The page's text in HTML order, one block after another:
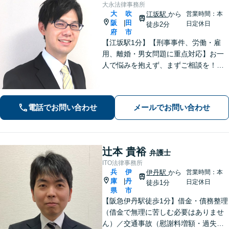
大永法律事務所
大
阪
府
吹
田
市
江坂駅から
徒歩2分
営業時間：本
日定休日
【江坂駅1分】【刑事事件、労働・雇
用、離婚・男女問題に重点対応】お一
人で悩みを抱えず、まずご相談を！き
します。当日・夜間・電話相談可能で
す。【法テラス利用可】【WEB面談
可】
電話でお問い合わせ メールでお問い合わせ
辻本 貴裕 弁護士
ITO法律事務所
兵
庫
県
伊
丹
市
伊丹駅から
徒歩1分
営業時間：本
日定休日
【阪急伊丹駅徒歩1分】借金・債務整理
（借金で無理に苦しむ必要はありませ
ん）／交通事故（慰謝料増額・過失割